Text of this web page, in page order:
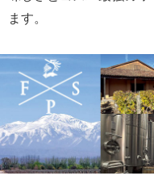
ます。